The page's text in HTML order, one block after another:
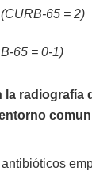
65 = 2)
65 = 0-1)
la radiografía